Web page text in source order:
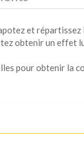
et
obtenir un effet
pour obtenir la